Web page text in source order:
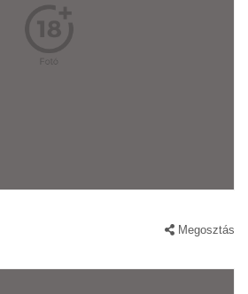
Megosztás